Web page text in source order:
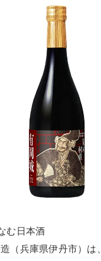
む日本酒
造（兵庫県伊丹市）